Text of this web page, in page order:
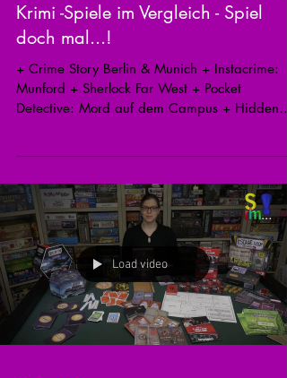
Krimi -Spiele im Vergleich - Spiel
doch mal...!
+ Crime Story Berlin & Munich + Instacrime:
Munford + Sherlock Far West + Pocket
Detective: Mord auf dem Campus + Hidden
Load video